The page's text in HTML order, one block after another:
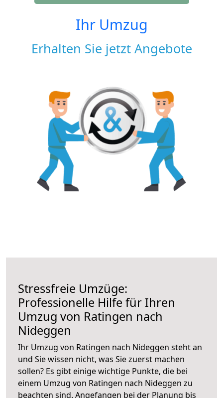
Ihr Umzug
Erhalten Sie jetzt Angebote
Stressfreie Umzüge:
Professionelle Hilfe für Ihren
Umzug von Ratingen nach
Nideggen
Ihr Umzug von Ratingen nach Nideggen steht an
und Sie wissen nicht, was Sie zuerst machen
sollen? Es gibt einige wichtige Punkte, die bei
einem Umzug von Ratingen nach Nideggen zu
beachten sind. Angefangen bei der Planung bis